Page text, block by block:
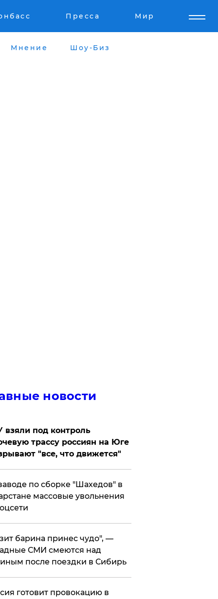
Пресса Мир
Мнение Шоу-Биз
новости
взяли под контроль
трассу россиян на Юге
"все, что движется"
по сборке "Шахедов" в
массовые увольнения
барина принес чудо", —
СМИ смеются над
после поездки в Сибирь
готовит провокацию в